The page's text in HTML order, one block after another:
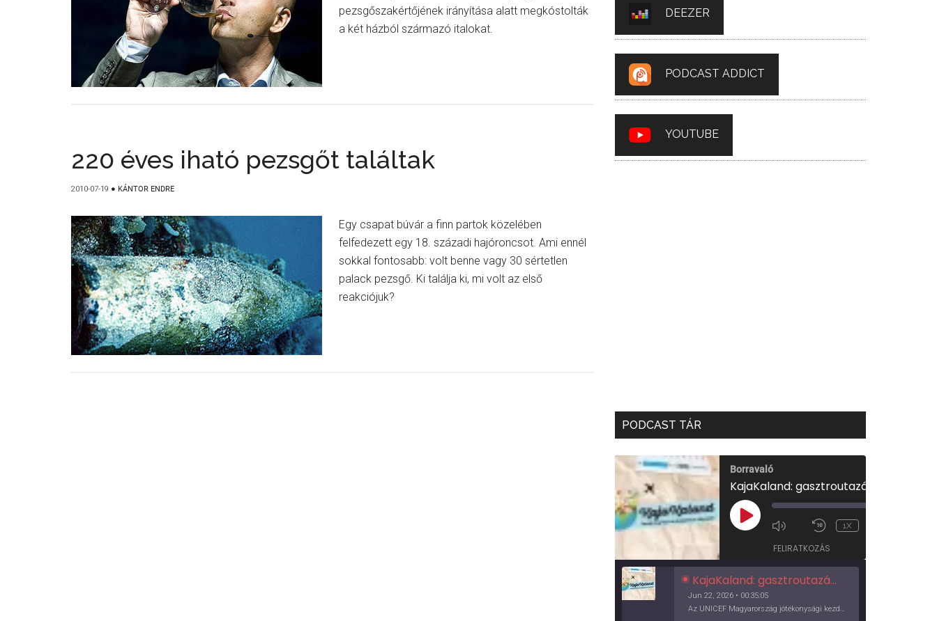
pezsgőszakértőjének irányítása alatt megkóstolták
a két házból származó italokat.
220 éves iható pezsgőt találtak
2010-07-19 ● KÁNTOR ENDRE
Egy csapat búvár a finn partok közelében
felfedezett egy 18. századi hajóroncsot. Ami ennél
sokkal fontosabb: volt benne vagy 30 sértetlen
palack pezsgő. Ki találja ki, mi volt az első
reakciójuk?
DEEZER
PODCAST ADDICT
YOUTUBE
PODCAST TÁR
Borravaló
PLAY
EPISODE
1X
FELIRATKOZÁS
KajaKaland: gasztroutazás a föld körül
Jun 22, 2026 • 00:35:05
Az UNICEF Magyarország jótékonysági kezdeményezése izgalmas, egész éves világkörüli ízutazásra hív, igazi családi program és gasztroedukáció, illetve segítség a rászorulóknak is egyben.